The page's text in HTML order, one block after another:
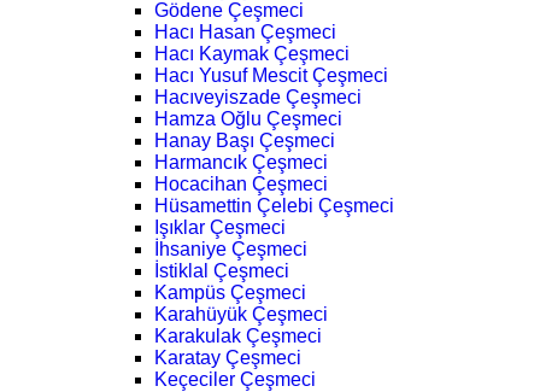
Gödene Çeşmeci
Hacı Hasan Çeşmeci
Hacı Kaymak Çeşmeci
Hacı Yusuf Mescit Çeşmeci
Hacıveyiszade Çeşmeci
Hamza Oğlu Çeşmeci
Hanay Başı Çeşmeci
Harmancık Çeşmeci
Hocacihan Çeşmeci
Hüsamettin Çelebi Çeşmeci
Işıklar Çeşmeci
İhsaniye Çeşmeci
İstiklal Çeşmeci
Kampüs Çeşmeci
Karahüyük Çeşmeci
Karakulak Çeşmeci
Karatay Çeşmeci
Keçeciler Çeşmeci